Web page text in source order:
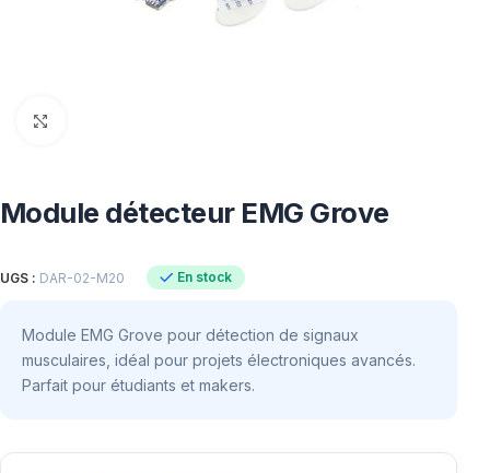
Module détecteur EMG Grove
UGS : DAR-02-M20 En stock
Module EMG Grove pour détection de signaux
musculaires, idéal pour projets électroniques avancés.
Parfait pour étudiants et makers.